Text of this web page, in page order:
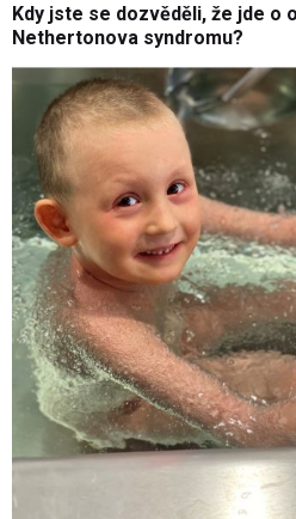
Kdy jste se dozvěděli, že jde o
Nethertonova syndromu?